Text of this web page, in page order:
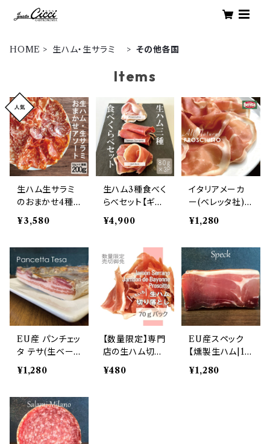
HOME 生ハム・生サラミ その他各国
Items
生ハム生サラミ
のおまかせ4種
アソート 合計20
0g
¥3,580
生ハム3種食べく
らべセット【ギフ
トボックス入り】
80ｇ×3パック プ
ン・セラーノ/ジャ
ンボン
¥4,900
イタリアメーカ
ー(ベレッタ社)
プロシュート
【100g単位】ア
¥1,280
EU産 パンチェッ
タ テサ(生ベー
コン)【100グラ
ム単位】
¥1,280
【数量限定】専門
店の生ハム切り
落とし 70gパッ
¥480
EU産スペック
【燻製生ハム|10
0g単位量り売
り】
¥1,280